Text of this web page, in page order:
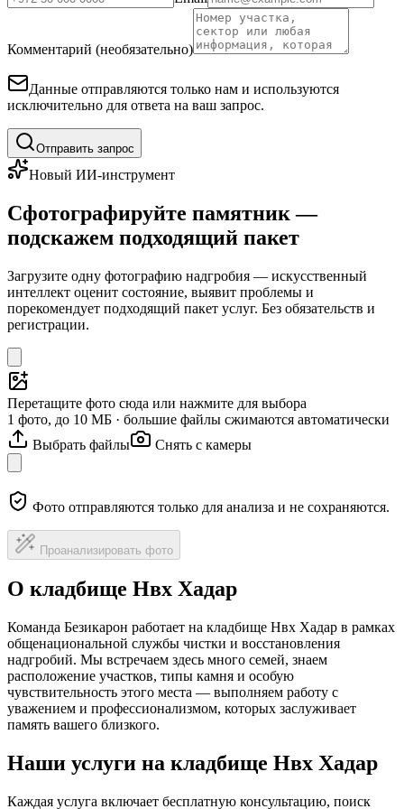
Комментарий (необязательно)
Данные отправляются только нам и используются
исключительно для ответа на ваш запрос.
Отправить запрос
Новый ИИ-инструмент
Сфотографируйте памятник —
подскажем подходящий пакет
Загрузите одну фотографию надгробия — искусственный
интеллект оценит состояние, выявит проблемы и
порекомендует подходящий пакет услуг. Без обязательств и
регистрации.
Перетащите фото сюда или нажмите для выбора
1 фото, до 10 МБ · большие файлы сжимаются автоматически
Выбрать файлы
Снять с камеры
Фото отправляются только для анализа и не сохраняются.
Проанализировать фото
О кладбище Нвх Хадар
Команда Безикарон работает на кладбище Нвх Хадар в рамках
общенациональной службы чистки и восстановления
надгробий. Мы встречаем здесь много семей, знаем
расположение участков, типы камня и особую
чувствительность этого места — выполняем работу с
уважением и профессионализмом, которых заслуживает
память вашего близкого.
Наши услуги на кладбище Нвх Хадар
Каждая услуга включает бесплатную консультацию, поиск